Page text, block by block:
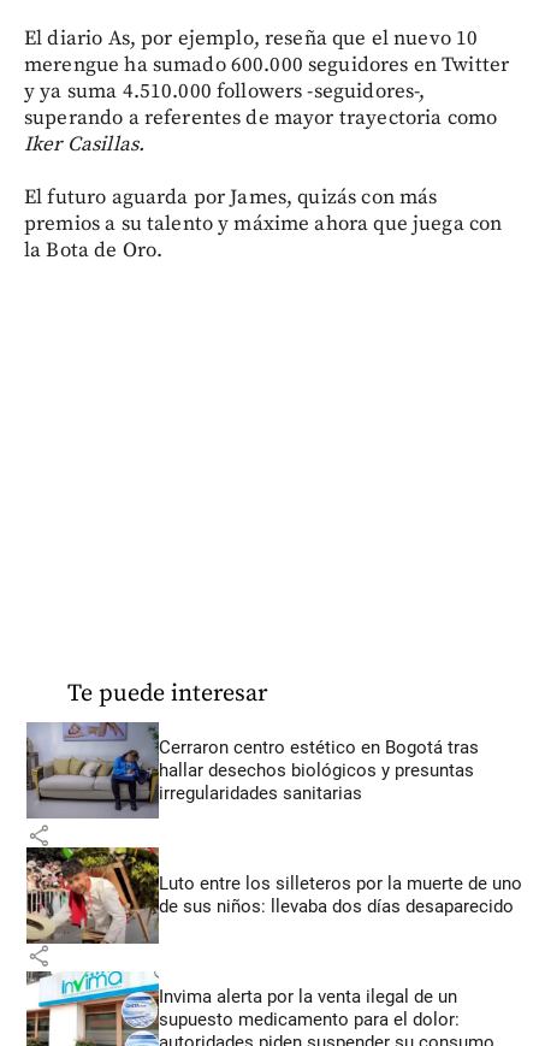
El diario As, por ejemplo, reseña que el nuevo 10
merengue ha sumado 600.000 seguidores en Twitter
y ya suma 4.510.000 followers -seguidores-,
superando a referentes de mayor trayectoria como
Iker Casillas.
El futuro aguarda por James, quizás con más
premios a su talento y máxime ahora que juega con
la Bota de Oro.
Te puede interesar
Cerraron centro estético en Bogotá tras
hallar desechos biológicos y presuntas
irregularidades sanitarias
share
Luto entre los silleteros por la muerte de uno
de sus niños: llevaba dos días desaparecido
share
Invima alerta por la venta ilegal de un
supuesto medicamento para el dolor: